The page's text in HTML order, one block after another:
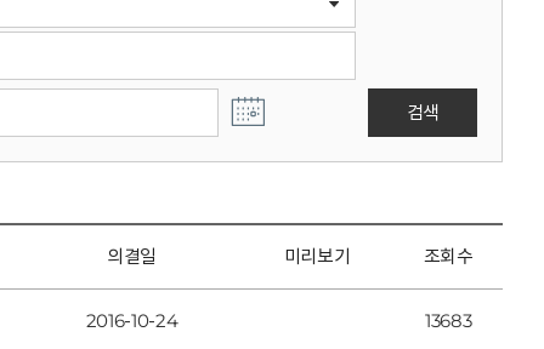
검색
의결일 미리보기 조회수
2016-10-24 13683